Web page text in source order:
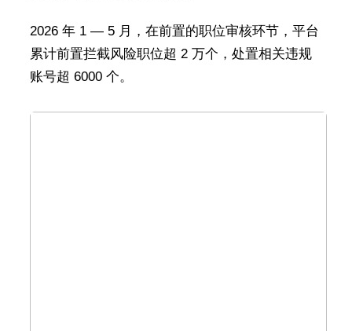
2026 年 1 — 5 月，在前置的职位审核环节，平台
累计前置拦截风险职位超 2 万个，处置相关违规
账号超 6000 个。